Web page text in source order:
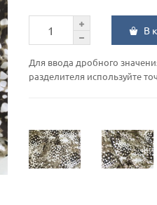
В
Для ввода дробного
разделителя используйте